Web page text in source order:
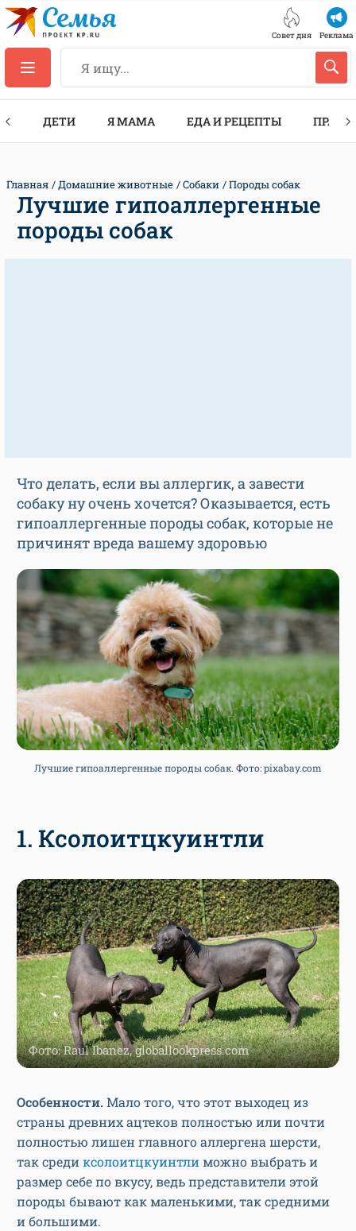
Совет дня Реклама
ДЕТИ Я МАМА ЕДА И РЕЦЕПТЫ
Главная Домашние животные Собаки Породы собак
Лучшие гипоаллергенные
породы собак
Что делать, если вы аллергик, а завести
собаку ну очень хочется? Оказывается, есть
гипоаллергенные породы собак, которые не
причинят вреда вашему здоровью
Лучшие гипоаллергенные породы собак. Фото: pixabay.com
1. Ксолоитцкуинтли
Фото: Raul Ibanez, globallookpress.com
Особенности.Мало того, что этот выходец из
страны древних ацтеков полностью или почти
полностью лишен главного аллергена шерсти,
так среди ксолоитцкуинтли можно выбрать и
размер себе по вкусу, ведь представители этой
породы бывают как маленькими, так средними
и большими.